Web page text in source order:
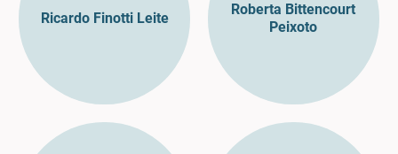
Ricardo Finotti Leite
Roberta Bittencourt
Peixoto